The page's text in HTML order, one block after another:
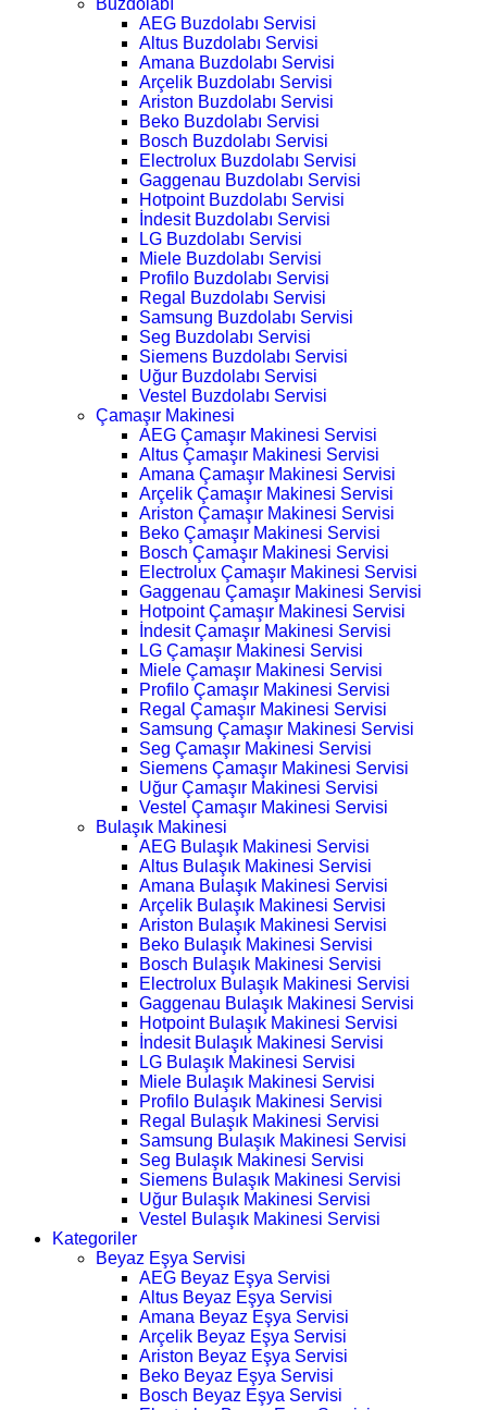
AEG Buzdolabı Servisi
Altus Buzdolabı Servisi
Amana Buzdolabı Servisi
Arçelik Buzdolabı Servisi
Ariston Buzdolabı Servisi
Beko Buzdolabı Servisi
Bosch Buzdolabı Servisi
Electrolux Buzdolabı Servisi
Gaggenau Buzdolabı Servisi
Hotpoint Buzdolabı Servisi
İndesit Buzdolabı Servisi
LG Buzdolabı Servisi
Miele Buzdolabı Servisi
Profilo Buzdolabı Servisi
Regal Buzdolabı Servisi
Samsung Buzdolabı Servisi
Seg Buzdolabı Servisi
Siemens Buzdolabı Servisi
Uğur Buzdolabı Servisi
Vestel Buzdolabı Servisi
Çamaşır Makinesi
AEG Çamaşır Makinesi Servisi
Altus Çamaşır Makinesi Servisi
Amana Çamaşır Makinesi Servisi
Arçelik Çamaşır Makinesi Servisi
Ariston Çamaşır Makinesi Servisi
Beko Çamaşır Makinesi Servisi
Bosch Çamaşır Makinesi Servisi
Electrolux Çamaşır Makinesi Servisi
Gaggenau Çamaşır Makinesi Servisi
Hotpoint Çamaşır Makinesi Servisi
İndesit Çamaşır Makinesi Servisi
LG Çamaşır Makinesi Servisi
Miele Çamaşır Makinesi Servisi
Profilo Çamaşır Makinesi Servisi
Regal Çamaşır Makinesi Servisi
Samsung Çamaşır Makinesi Servisi
Seg Çamaşır Makinesi Servisi
Siemens Çamaşır Makinesi Servisi
Uğur Çamaşır Makinesi Servisi
Vestel Çamaşır Makinesi Servisi
Bulaşık Makinesi
AEG Bulaşık Makinesi Servisi
Altus Bulaşık Makinesi Servisi
Amana Bulaşık Makinesi Servisi
Arçelik Bulaşık Makinesi Servisi
Ariston Bulaşık Makinesi Servisi
Beko Bulaşık Makinesi Servisi
Bosch Bulaşık Makinesi Servisi
Electrolux Bulaşık Makinesi Servisi
Gaggenau Bulaşık Makinesi Servisi
Hotpoint Bulaşık Makinesi Servisi
İndesit Bulaşık Makinesi Servisi
LG Bulaşık Makinesi Servisi
Miele Bulaşık Makinesi Servisi
Profilo Bulaşık Makinesi Servisi
Regal Bulaşık Makinesi Servisi
Samsung Bulaşık Makinesi Servisi
Seg Bulaşık Makinesi Servisi
Siemens Bulaşık Makinesi Servisi
Uğur Bulaşık Makinesi Servisi
Vestel Bulaşık Makinesi Servisi
Kategoriler
Beyaz Eşya Servisi
AEG Beyaz Eşya Servisi
Altus Beyaz Eşya Servisi
Amana Beyaz Eşya Servisi
Arçelik Beyaz Eşya Servisi
Ariston Beyaz Eşya Servisi
Beko Beyaz Eşya Servisi
Bosch Beyaz Eşya Servisi